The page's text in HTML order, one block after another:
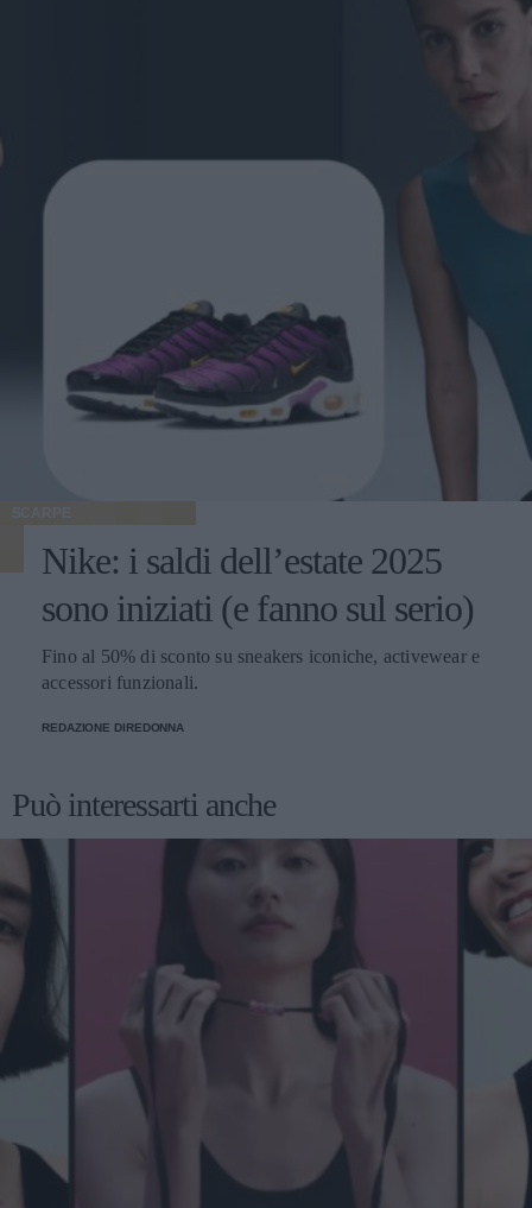
SCARPE
Nike: i saldi dell’estate 2025
sono iniziati (e fanno sul serio)
Fino al 50% di sconto su sneakers iconiche, activewear e
accessori funzionali.
REDAZIONE DIREDONNA
Può interessarti anche